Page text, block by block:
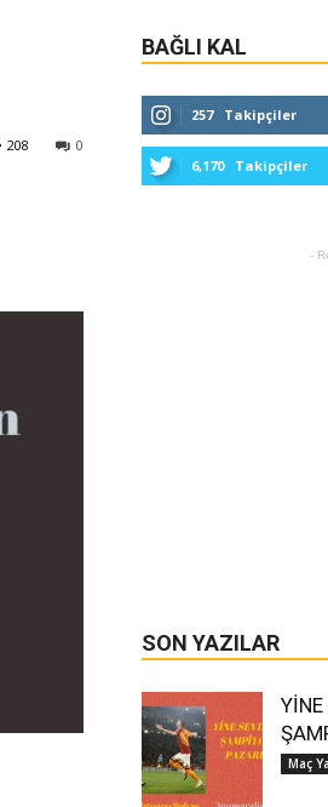
0
208
BAĞLI KAL
257 Takipçiler
6,170 Takipçiler
-
SON YAZILAR
YİNE
Maç